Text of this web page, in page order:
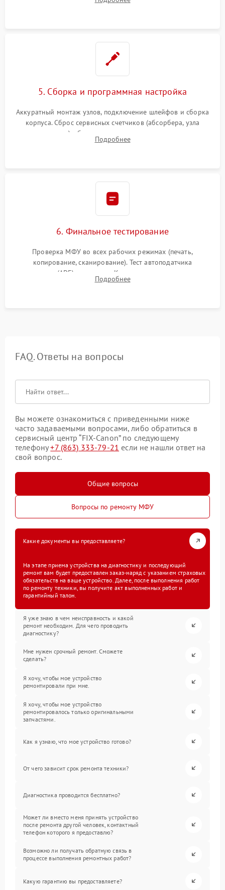
печати от просыпанного тонера и бумажной пыли.
5. Сборка и программная настройка
Аккуратный монтаж узлов, подключение шлейфов и сборка
корпуса. Сброс сервисных счетчиков (абсорбера, узла
закрепления), обновление прошивки и программная
калибровка цветопередачи и позиционирования сканера.
Подробнее
6. Финальное тестирование
Проверка МФУ во всех рабочих режимах (печать,
копирование, сканирование). Тест автоподатчика
документов (ADF) и дуплекса. Контроль качества отпечатка
на отсутствие серого фона, полос и надежность запекания
Подробнее
FAQ. Ответы на вопросы
Вы можете ознакомиться с приведенными ниже
часто задаваемыми вопросами, либо обратиться в
сервисный центр “FIX-Canon” по следующему
телефону+7 (863) 333-79-21 если не нашли ответ на
свой вопрос.
Общие вопросы
Вопросы по ремонту МФУ
Какие документы вы предоставляете?
На этапе приема устройства на диагностику и последующий
ремонт вам будет предоставлен заказ-наряд с указанием страховых
обязательств на ваше устройство. Далее, после выполнения работ
по ремонту техники, вы получите акт выполненных работ и
гарантийный талон.
Я уже знаю в чем неисправность и какой
ремонт необходим. Для чего проводить
диагностику?
Мне нужен срочный ремонт. Сможете
сделать?
Я хочу, чтобы мое устройство
ремонтировали при мне.
Я хочу, чтобы мое устройство
ремонтировалось только оригинальными
запчастями.
Как я узнаю, что мое устройство готово?
От чего зависит срок ремонта техники?
Диагностика проводится бесплатно?
Может ли вместо меня принять устройство
после ремонта другой человек, контактный
телефон которого я предоставлю?
Возможно ли получать обратную связь в
процессе выполнения ремонтных работ?
Какую гарантию вы предоставляете?